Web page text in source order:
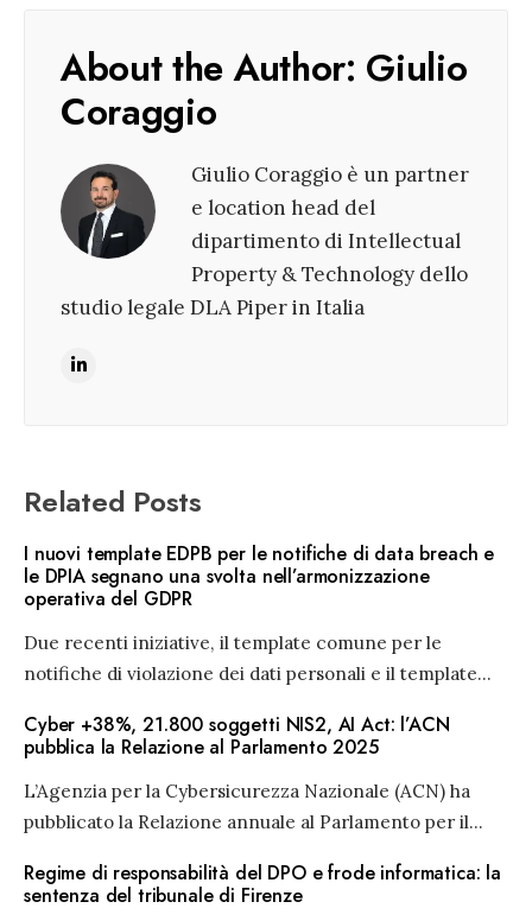
About the Author: Giulio
Coraggio
Giulio Coraggio è un partner
e location head del
dipartimento di Intellectual
Property & Technology dello
studio legale DLA Piper in Italia
Related Posts
I nuovi template EDPB per le notifiche di data breach e
le DPIA segnano una svolta nell’armonizzazione
operativa del GDPR
Due recenti iniziative, il template comune per le
notifiche di violazione dei dati personali e il template...
Cyber +38%, 21.800 soggetti NIS2, AI Act: l’ACN
pubblica la Relazione al Parlamento 2025
L’Agenzia per la Cybersicurezza Nazionale (ACN) ha
pubblicato la Relazione annuale al Parlamento per il...
Regime di responsabilità del DPO e frode informatica: la
sentenza del tribunale di Firenze